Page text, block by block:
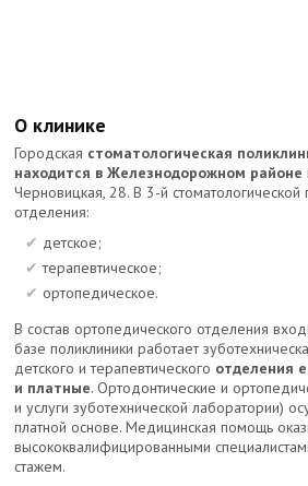
О клинике
Городская стоматологическая
находится в Железнодорожном районе
Черновицкая, 28. В 3-й стоматологической
отделения:
детское;
терапевтическое;
ортопедическое.
В состав ортопедического отделения
базе поликлиники работает
детского и терапевтического отделения
и платные. Ортодонтические и
и услуги зуботехнической лаборатории)
платной основе. Медицинская помощь
высококвалифицированными
стажем.